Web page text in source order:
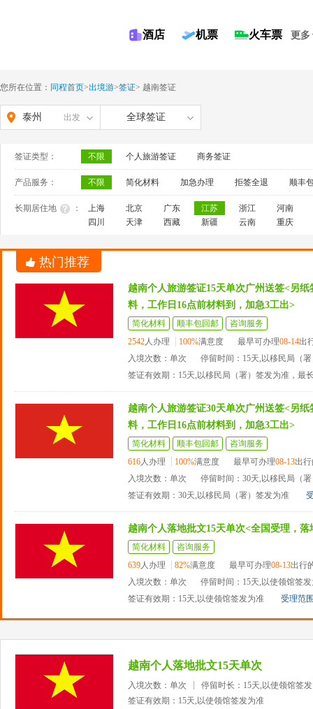
酒店 机票 火车票 更多
您所在位置： 同程首页>出境游>签证> 越南签证
泰州 出发 全球签证
签证类型： 不限 个人旅游签证 商务签证
产品服务： 不限 简化材料 加急办理 拒签全退 顺丰
长期居住地 ： 上海 北京 广东 江苏 浙江
河南
四川
天津 西藏 新疆 云南 重庆
热门推荐
越南个人旅游签证15天单次广州送签<另
料，工作日16点前材料到，加急3工出>
简化材料 顺丰包回邮
咨询服务
2542人办理 100%满意度 最早可办理08-14出
入境次数：单次
停留时间：15天,以移民局（
签证有效期：15天,以移民局（署）签发为准，最
越南个人旅游签证30天单次广州送签<另
料，工作日16点前材料到，加急3工出>
简化材料 顺丰包回邮
咨询服务
616人办理 100%满意度 最早可办理08-13出
入境次数：单次
停留时间：30天,以移民局（
签证有效期：30天,以移民局（署）签发为准
越南个人落地批文15天单次<全国受理，
简化材料
咨询服务
639人办理 82%满意度 最早可办理08-13出行
入境次数：单次
停留时间：15天,以使领馆签
签证有效期：15天,以使领馆签发为准
受理范
越南个人落地批文15天单次
入境次数：单次
停留时长：15天,以使领馆签
签证有效期：15天,以使领馆签发为准